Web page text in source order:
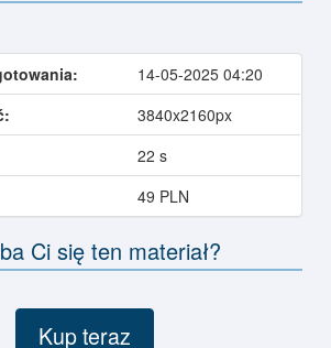
14-05-2025 04:20
3840x2160px
22 s
49 PLN
Ci się ten materiał?